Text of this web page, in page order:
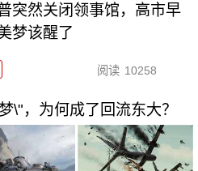
突然关闭领事馆，高市早
梦该醒了
阅读 10258
\"，为何成了回流东大？